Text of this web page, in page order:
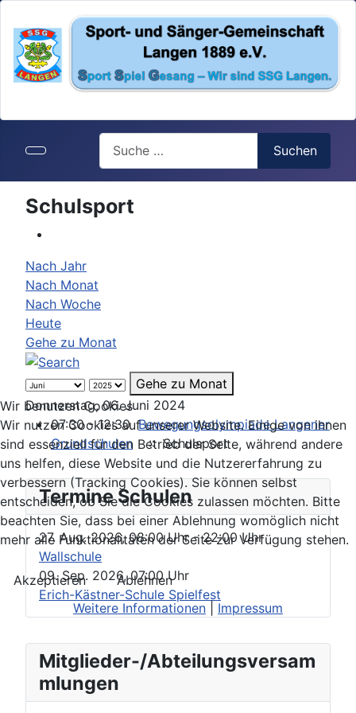
Search
Suchen
Mitglieder-/Abteilungsversam
mlungen
Schulsport
Nach Jahr
Nach Monat
Nach Woche
Heute
Gehe zu Monat
Gehe zu Monat
Donnerstag, 06. Juni 2024
07:30 - 12:30Bewegungsolympiade Langener
Grundschulen :: Schulsport
Termine Schulen
27. Aug. 2026,08:00 Uhr - 22:00 Uhr
Wallschule
09. Sep. 2026,07:00 Uhr
Erich-Kästner-Schule Spielfest
Wir benutzen Cookies
Wir nutzen Cookies auf unserer Website. Einige von ihnen
sind essenziell für den Betrieb der Seite, während andere
uns helfen, diese Website und die Nutzererfahrung zu
verbessern (Tracking Cookies). Sie können selbst
entscheiden, ob Sie die Cookies zulassen möchten. Bitte
beachten Sie, dass bei einer Ablehnung womöglich nicht
mehr alle Funktionalitäten der Seite zur Verfügung stehen.
Akzeptieren
Ablehnen
Weitere Informationen
Impressum